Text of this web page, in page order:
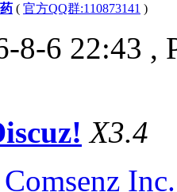
( 官方QQ群:110873141 )
8-6 22:43 ,
X3.4
Comsenz Inc.